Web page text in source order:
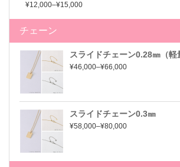
¥12,000–¥15,000
チェーン
スライドチェーン0.28㎜（軽
¥46,000–¥66,000
スライドチェーン0.3㎜
¥58,000–¥80,000